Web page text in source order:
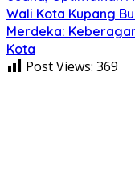
Wali Kota Kupang
Merdeka:
Kota
Post Views: 369